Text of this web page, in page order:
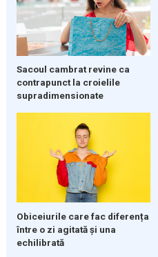
Sacoul cambrat revine ca
contrapunct la croielile
supradimensionate
Obiceiurile care fac diferența
între o zi agitată și una
echilibrată